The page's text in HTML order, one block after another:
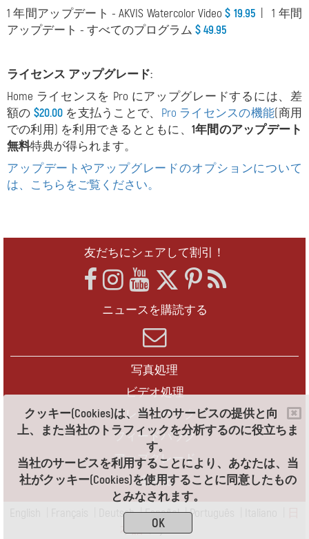
クッキー(Cookies)は、当社のサービスの提供と向
上、また当社のトラフィックを分析するのに役立ちま
す。
当社のサービスを利用することにより、あなたは、当
社がクッキー(Cookies)を使用することに同意したもの
とみなされます。
OK
1 年間アップデート - AKVIS Watercolor Video$ 19.95| 1 年間
アップデート - すべてのプログラム $ 49.95
ライセンス アップグレード:
Home ライセンスを Pro にアップグレードするには、差
額の $20.00を支払うことで、 Pro ライセンスの機能(商用
での利用) を利用できるとともに、 1年間のアップデート
無料特典が得られます。
アップデートやアップグレードのオプションについて
は、こちらをご覧ください。
友だちにシェアして割引！
ニュースを購読する
写真処理
ビデオ処理
フレームパック
フィードバック
アップグレード
連絡先
Deutsch|Español|Português
本語|Pусский